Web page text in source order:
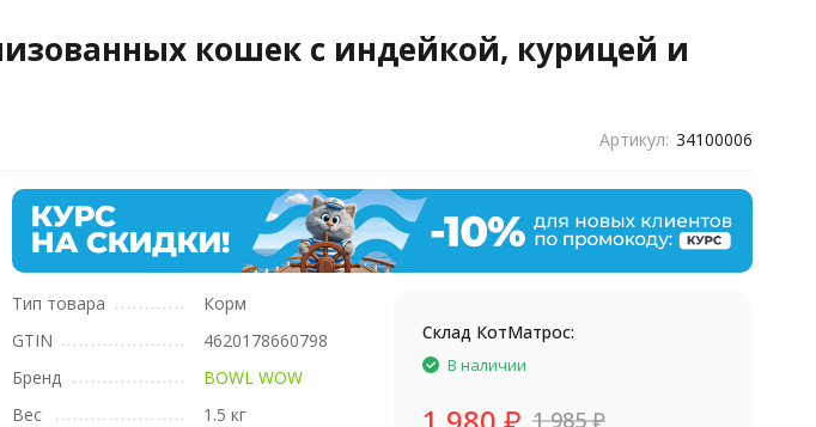
кошек с индейкой, курицей и
Артикул: 34100006
Тип товара
Корм
GTIN
4620178660798
Бренд
BOWL WOW
Вес
1.5 кг
Склад КотМатрос:
В наличии
1 985₽